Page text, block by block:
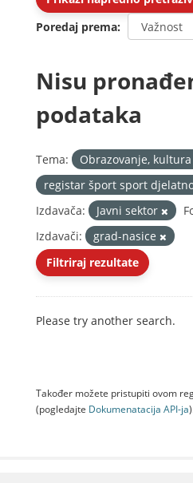
Poredaj prema
Nisu
podataka
Tema: Obrazovanje,
registar šport sport
Izdavača:
Javni sektor
Izdavači:
grad-nasice
Filtriraj rezultate
Please try another search.
Također možete pristupiti ovom
(pogledajte Dokumenаtаcijа API-jа).